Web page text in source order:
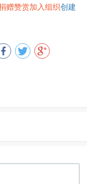
赠赞赏加入组织创建